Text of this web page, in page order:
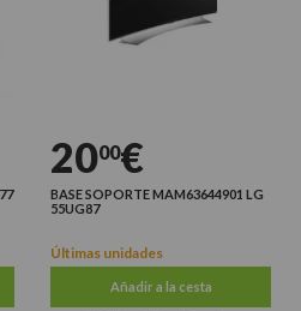
2000€
BASE SOPORTE MAM63644901 LG
55UG87
Últimas unidades
Añadir a la cesta